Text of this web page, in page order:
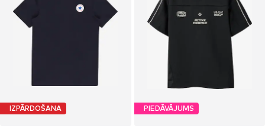
IZPĀRDOŠANA PIEDĀVĀJUMS